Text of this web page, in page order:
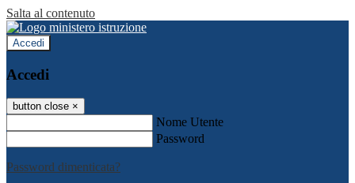
Salta al contenuto
Accedi
Accedi
button close ×
Nome Utente
Password
Password dimenticata?